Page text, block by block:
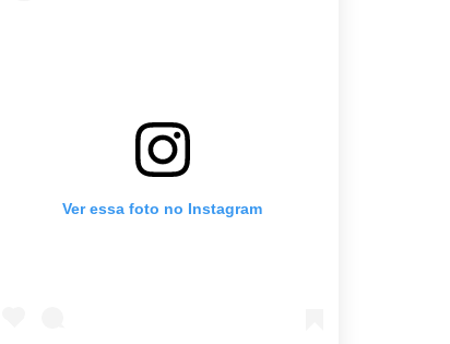
Ver essa foto no Instagram